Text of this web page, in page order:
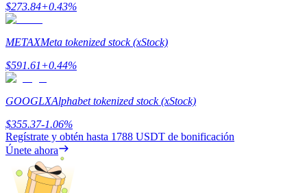
Share 500000 CASHCAT prize pool
Exclusive for BitMart Users
Register & Trade to Win 500,000 USDT
Precious Metals Trading Carnival
$273.84+0.43%
METAXMeta tokenized stock (xStock)
$591.61+0.44%
GOOGLXAlphabet tokenized stock (xStock)
$355.37-1.06%
Regístrate y obtén hasta 1788 USDT de bonificación
Únete ahora